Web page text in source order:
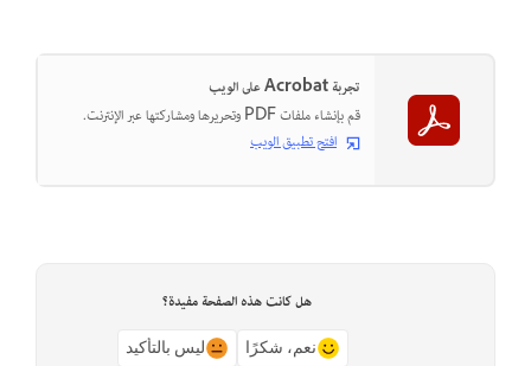
تجربة Acrobat على الويب
قم بإنشاء ملفات PDF وتحريرها ومشاركتها عبر الإنترنت.
افتح تطبيق الويب
هل كانت هذه الصفحة مفيدة؟
نعم، شكرًا ليس بالتأكيد